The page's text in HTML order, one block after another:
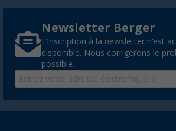
Newsletter Berger
L'inscription à la newsletter n'est
disponible. Nous corrigerons le
possible.